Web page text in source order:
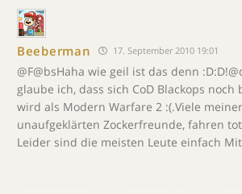
Beeberman 17. September 2010 19:01
@F@bsHaha wie geil ist das denn
glaube ich, dass sich CoD Blackops noch
wird als Modern Warfare 2 :(.Viele
unaufgeklärten Zockerfreunde, fahren
Leider sind die meisten Leute einfach